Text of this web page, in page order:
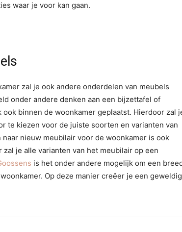
waar je voor kan gaan.
zal je ook andere onderdelen van meubels
onder andere denken aan een bijzettafel of
binnen de woonkamer geplaatst. Hierdoor zal
te kiezen voor de juiste soorten en varianten van
nieuw meubilair voor de woonkamer is ook
je alle varianten van het meubilair op een
is het onder andere mogelijk om een
Op deze manier creëer je een geweldig